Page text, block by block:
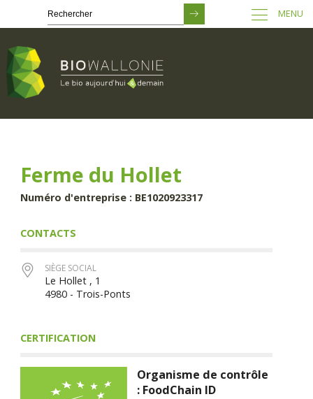
principal
MENU
Ferme du Hollet
Numéro d'entreprise : BE1020923317
CONTACTS
SIÈGE SOCIAL
Le Hollet , 1
4980 - Trois-Ponts
CERTIFICATION
Organisme de contrôle
: FoodChain ID